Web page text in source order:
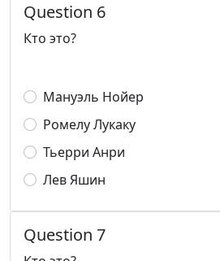
Question 6
Кто это?
Мануэль Нойер
Ромелу Лукаку
Тьерри Анри
Лев Яшин
Question 7